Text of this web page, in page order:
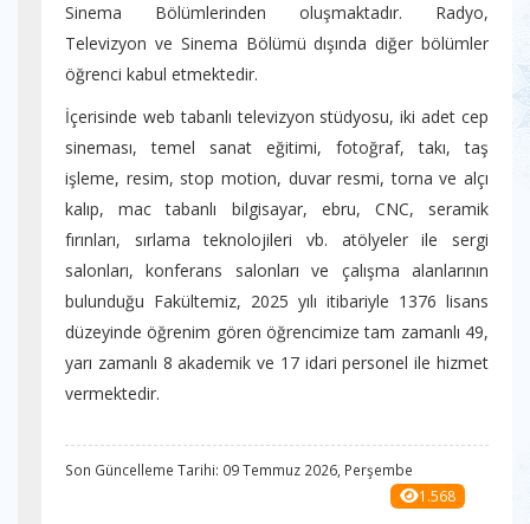
Sinema Bölümlerinden oluşmaktadır. Radyo,
Televizyon ve Sinema Bölümü dışında diğer bölümler
öğrenci kabul etmektedir.
İçerisinde web tabanlı televizyon stüdyosu, iki adet cep
sineması, temel sanat eğitimi, fotoğraf, takı, taş
işleme, resim, stop motion, duvar resmi, torna ve alçı
kalıp, mac tabanlı bilgisayar, ebru, CNC, seramik
fırınları, sırlama teknolojileri vb. atölyeler ile sergi
salonları, konferans salonları ve çalışma alanlarının
bulunduğu Fakültemiz, 2025 yılı itibariyle 1376 lisans
düzeyinde öğrenim gören öğrencimize tam zamanlı 49,
yarı zamanlı 8 akademik ve 17 idari personel ile hizmet
vermektedir.
Son Güncelleme Tarihi: 09 Temmuz 2026, Perşembe
1.568